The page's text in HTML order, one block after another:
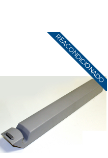
REACONDICIONADO